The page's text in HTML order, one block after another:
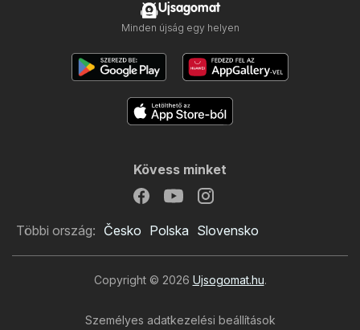
Ujsagomat
Minden újság egy helyen
Kövess minket
Többi ország: Česko Polska Slovensko
Copyright © 2026 Ujsogomat.hu.
Személyes adatkezelési beállítások